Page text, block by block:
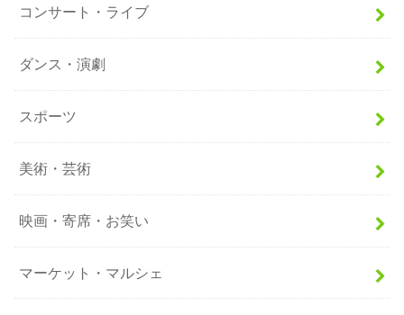
コンサート・ライブ
ダンス・演劇
スポーツ
美術・芸術
映画・寄席・お笑い
マーケット・マルシェ